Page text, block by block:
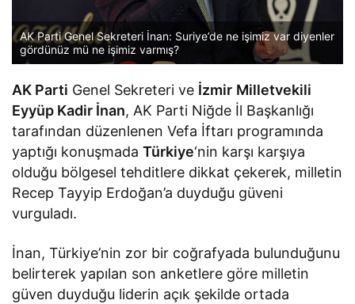
AK Parti Genel Sekreteri İnan: Suriye’de ne işimiz var diyenler
gördünüz mü ne işimiz varmış?
AK Parti Genel Sekreteri ve İzmir Milletvekili
Eyyüp Kadir İnan, AK Parti Niğde İl Başkanlığı
tarafından düzenlenen Vefa İftarı programında
yaptığı konuşmadaTürkiye‘nin karşı karşıya
olduğu bölgesel tehditlere dikkat çekerek, milletin
Recep Tayyip Erdoğan’a duyduğu güveni
vurguladı.
İnan, Türkiye’nin zor bir coğrafyada bulunduğunu
belirterek yapılan son anketlere göre milletin
güven duyduğu liderin açık şekilde ortada